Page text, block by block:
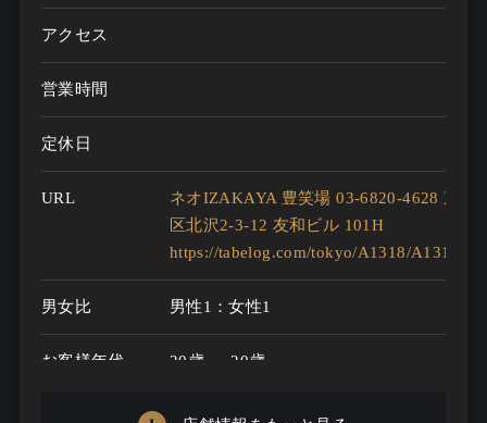
アクセス
営業時間
定休日
URL
ネオIZAKAYA 豊笑場 03-6820-4628 東京
区北沢2-3-12 友和ビル 101H
https://tabelog.com/tokyo/A1318/A131802/
男女比 男性1：女性1
お客様年代 20歳 ～ 20歳
あり